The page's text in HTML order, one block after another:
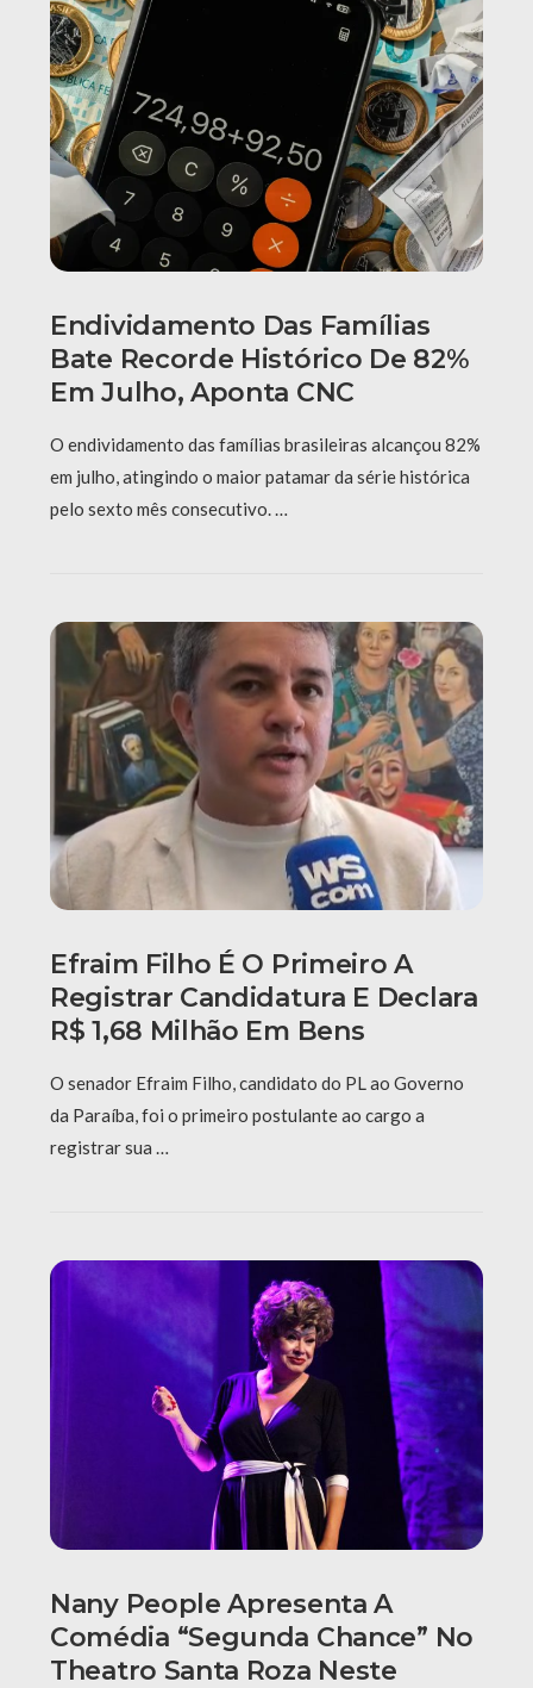
Endividamento Das Famílias
Bate Recorde Histórico De 82%
Em Julho, Aponta CNC
O endividamento das famílias brasileiras alcançou 82%
em julho, atingindo o maior patamar da série histórica
pelo sexto mês consecutivo. …
Efraim Filho É O Primeiro A
Registrar Candidatura E Declara
R$ 1,68 Milhão Em Bens
O senador Efraim Filho, candidato do PL ao Governo
da Paraíba, foi o primeiro postulante ao cargo a
registrar sua …
Nany People Apresenta A
Comédia “Segunda Chance” No
Theatro Santa Roza Neste